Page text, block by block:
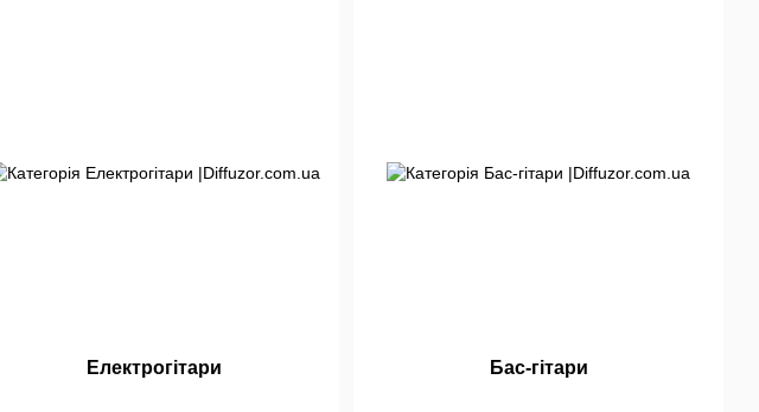
Електрогітари Бас-гітари